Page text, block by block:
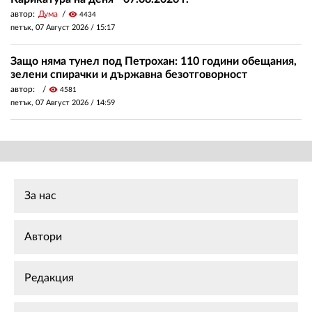
автор: Дума visibility 4434
петък, 07 Август 2026 / 15:17
Защо няма тунел под Петрохан: 110 години обещания,
зелени спирачки и държавна безотговорност
автор: visibility 4581
петък, 07 Август 2026 / 14:59
За нас
Автори
Редакция